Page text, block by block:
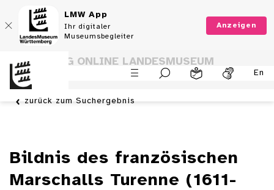
LMW App
Ihr digitaler
Museumsbegleiter
Anzeigen
En
SAMMLUNG ONLINE LANDESMUSEUM
WÜRTTEMBERG
zurück zum Suchergebnis
Bildnis des französischen
Marschalls Turenne (1611-